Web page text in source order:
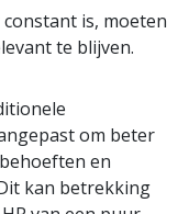
is, moeten
te blijven.
om beter
en
kan betrekking